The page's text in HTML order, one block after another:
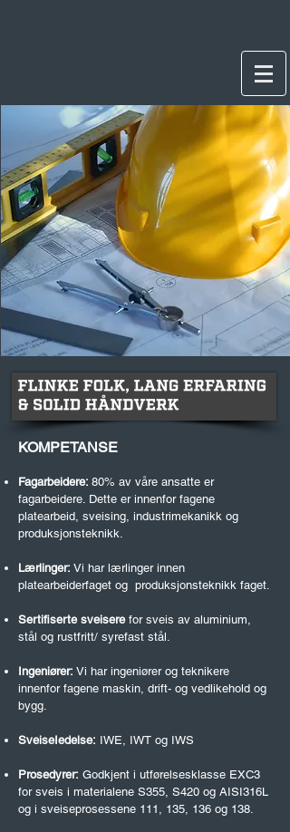
KOMPETANSE
Fagarbeidere: 80% av våre ansatte er
fagarbeidere. Dette er innenfor fagene
platearbeid, sveising, industrimekanikk og
produksjonsteknikk.
Lærlinger: Vi har lærlinger innen
platearbeiderfaget og produksjonsteknikk faget.
Sertifiserte sveisere for sveis av aluminium,
stål og rustfritt/ syrefast stål.
Ingeniører: Vi har ingeniører og teknikere
innenfor fagene maskin, drift- og vedlikehold og
bygg.
SveiseIedelse: IWE, IWT og IWS
Prosedyrer: Godkjent i utførelsesklasse EXC3
for sveis i materialene S355, S420 og AISI316L
og i sveiseprosessene 111, 135, 136 og 138.